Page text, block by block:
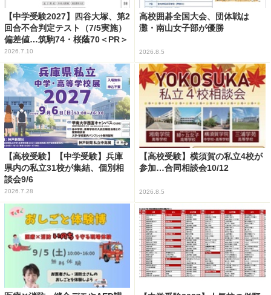
【中学受験2027】四谷大塚、第2
回合不合判定テスト（7/5実施）
偏差値…筑駒74・桜蔭70＜PR＞
2026.7.10
高校囲碁全国大会、団体戦は
灘・南山女子部が優勝
2026.8.5
【高校受験】【中学受験】兵庫
県内の私立31校が集結、個別相
談会9/6
2026.7.28
【高校受験】横須賀の私立4校が
参加…合同相談会10/12
2026.8.5